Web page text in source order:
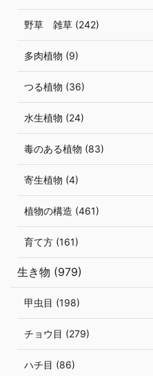
野草 雑草 (242)
多肉植物 (9)
つる植物 (36)
水生植物 (24)
毒のある植物 (83)
寄生植物 (4)
植物の構造 (461)
育て方 (161)
生き物 (979)
甲虫目 (198)
チョウ目 (279)
ハチ目 (86)